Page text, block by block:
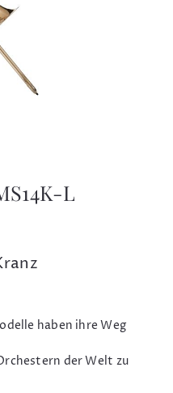
L
haben ihre Weg
der Welt zu